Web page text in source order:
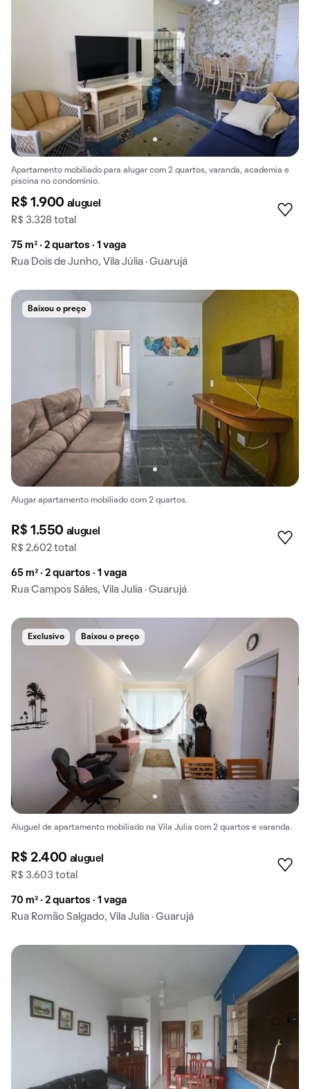
Apartamento mobiliado para alugar com 2 quartos, varanda, academia e
piscina no condomínio.
R$ 1.900 aluguel
R$ 3.328 total
75 m² · 2 quartos · 1 vaga
Rua Dois de Junho, Vila Júlia · Guarujá
Baixou o preço
Alugar apartamento mobiliado com 2 quartos.
R$ 1.550 aluguel
R$ 2.602 total
65 m² · 2 quartos · 1 vaga
Rua Campos Sáles, Vila Julia · Guarujá
Exclusivo Baixou o preço
Aluguel de apartamento mobiliado na Vila Julia com 2 quartos e varanda.
R$ 2.400 aluguel
R$ 3.603 total
70 m² · 2 quartos · 1 vaga
Rua Romão Salgado, Vila Julia · Guarujá